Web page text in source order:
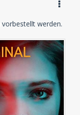
werden.